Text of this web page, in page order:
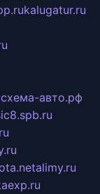
kalugatur.ru
схема-авто.рф
alimy.ru